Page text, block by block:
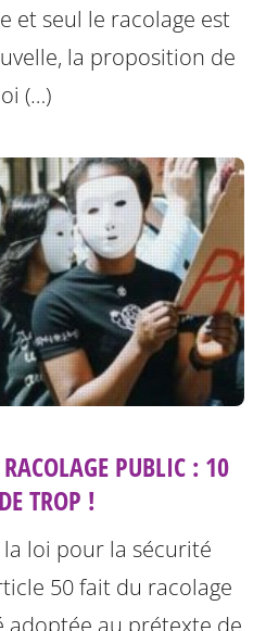
et seul le racolage est
la proposition de
(…)
PUBLIC : 10
TROP !
la loi pour la sécurité
50 fait du racolage
adoptée au prétexte de